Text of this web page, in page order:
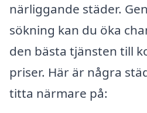
närliggande städer.
sökning kan du öka
den bästa tjänsten till
priser. Här är några
titta närmare på: